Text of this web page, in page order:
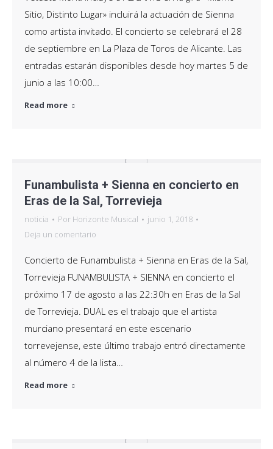
Sitio, Distinto Lugar» incluirá la actuación de Sienna
como artista invitado. El concierto se celebrará el 28
de septiembre en La Plaza de Toros de Alicante. Las
entradas estarán disponibles desde hoy martes 5 de
junio a las 10:00…
Read more
Funambulista + Sienna en concierto en
Eras de la Sal, Torrevieja
noticia Por Horizonte Musical
junio 1, 2018
Deja un comentario
Concierto de Funambulista + Sienna en Eras de la Sal,
Torrevieja FUNAMBULISTA + SIENNA en concierto el
próximo 17 de agosto a las 22:30h en Eras de la Sal
de Torrevieja. DUAL es el trabajo que el artista
murciano presentará en este escenario
torrevejense, este último trabajo entró directamente
al número 4 de la lista…
Read more